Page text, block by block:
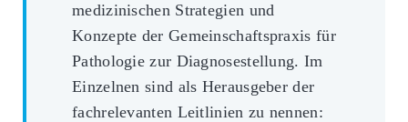
medizinischen Strategien und
Konzepte der Gemeinschaftspraxis für
Pathologie zur Diagnosestellung. Im
Einzelnen sind als Herausgeber der
fachrelevanten Leitlinien zu nennen: